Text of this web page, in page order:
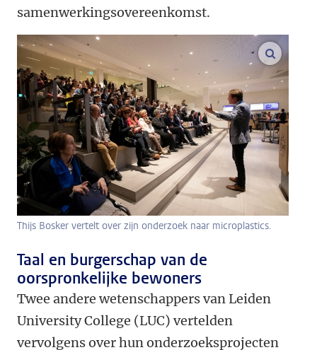
samenwerkingsovereenkomst.
Thijs Bosker vertelt over zijn onderzoek naar microplastics.
Taal en burgerschap van de
oorspronkelijke bewoners
Twee andere wetenschappers van Leiden
University College (LUC) vertelden
vervolgens over hun onderzoeksprojecten